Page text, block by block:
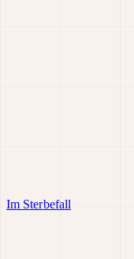
Im Sterbefall